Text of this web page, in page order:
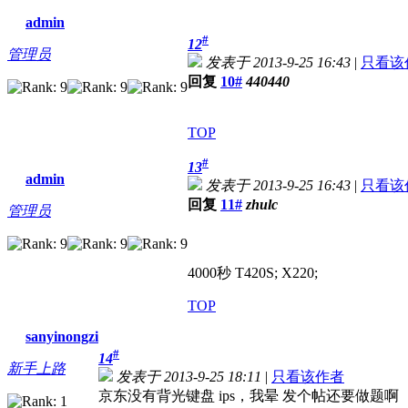
admin
管理员
12#
发表于 2013-9-25 16:43 | 只看该
回复 10# 440440
TOP
admin
管理员
13#
发表于 2013-9-25 16:43 | 只看该
回复 11# zhulc
4000秒 T420S; X220;
TOP
sanyinongzi
新手上路
14#
发表于 2013-9-25 18:11 | 只看该作者
京东没有背光键盘 ips，我晕 发个帖还要做题啊